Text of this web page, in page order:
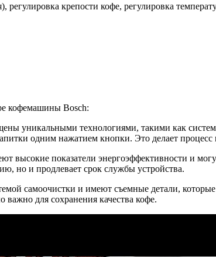
регулировка крепости кофе, регулировка
кофемашины Bosch:
уникальными технологиями, такими как
одним нажатием кнопки. Это делает
высокие показатели энергоэффективности и
но и продлевает срок службы устройства.
самоочистки и имеют съемные детали,
важно для сохранения качества кофе.